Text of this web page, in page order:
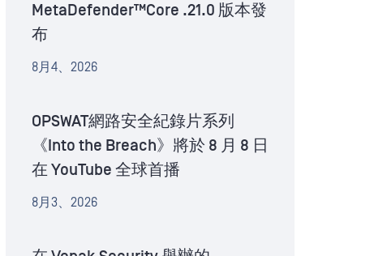
MetaDefender™Core .21.0 版本發
布
8月4、2026
OPSWAT網路安全紀錄片系列
《Into the Breach》將於 8 月 8 日
在 YouTube 全球首播
8月3、2026